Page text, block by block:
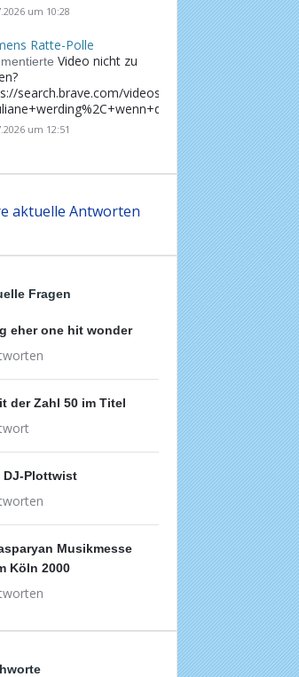
um 10:28
Ratte-Polle
Video nicht zu
search.brave.com/videos?
um 12:51
aktuelle Antworten
Fragen
eher one hit wonder
der Zahl 50 im Titel
DJ-Plottwist
Musikmesse
Köln 2000